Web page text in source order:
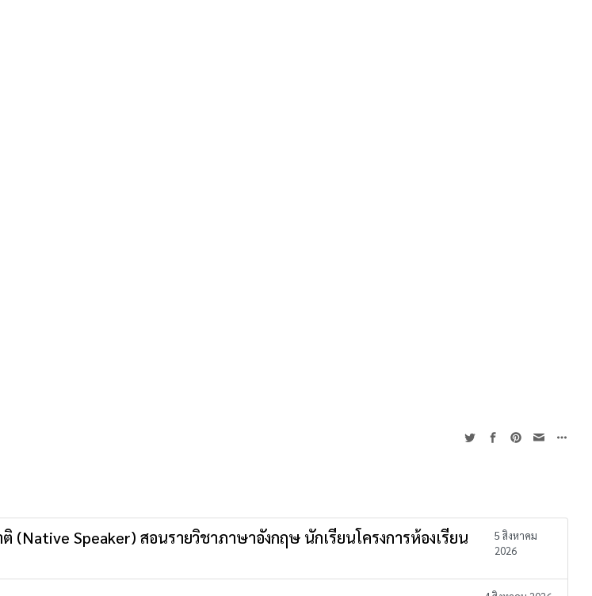
(Native Speaker) สอนรายวิชาภาษาอังกฤษ นักเรียนโครงการห้องเรียน
5 สิงหาคม
2026